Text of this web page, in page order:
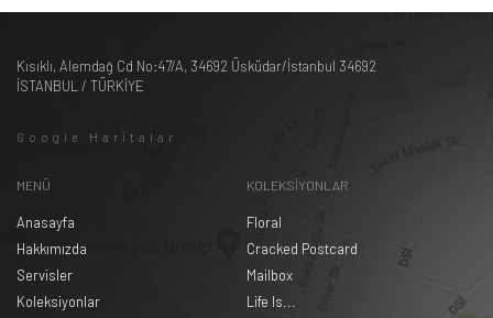
Kısıklı, Alemdağ Cd No:47/A, 34692 Üsküdar/İstanbul 34692
İSTANBUL / TÜRKİYE
Google Haritalar
MENÜ
Anasayfa
Hakkımızda
Servisler
Koleksiyonlar
KOLEKSİYONLAR
Floral
Cracked Postcard
Mailbox
Life Is...